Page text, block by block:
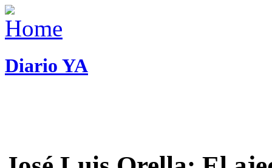
Diario YA